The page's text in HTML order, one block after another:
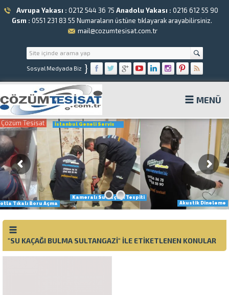
Avrupa Yakası : 0212 544 36 75 Anadolu Yakası : 0216 612 55 90
Gsm : 0551 231 83 55 Numaraların üstüne tıklayarak arayabilirsiniz.
mail@cozumtesisat.com.tr
Sosyal Medyada Biz }
MENÜ
Çözüm Tesisat
Kameralı Su Kaçağı Tespiti
Tıkalı Boru Açma
Akustik Dineleme
İstanbul Geneli Servis
"SU KAÇAĞI BULMA SULTANGAZI" ILE ETIKETLENEN KONULAR